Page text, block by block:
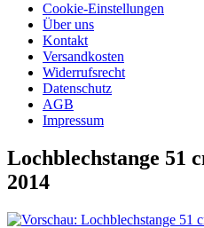
Cookie-Einstellungen
Über uns
Kontakt
Versandkosten
Widerrufsrecht
Datenschutz
AGB
Impressum
Lochblechstange 51
2014